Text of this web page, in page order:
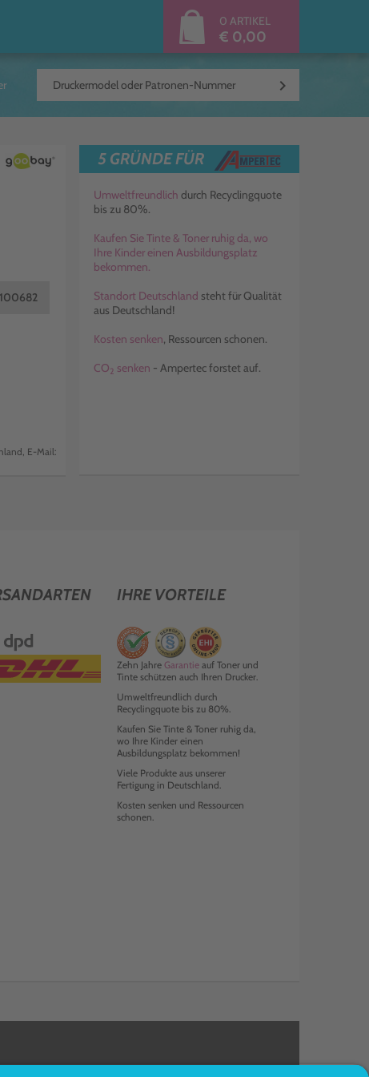
0 ARTIKEL
€ 0,00
keyboard_arrow_right
E-Mail:
5 GRÜNDE FÜR
Umweltfreundlich durch Recyclingquote
bis zu 80%.
Kaufen Sie Tinte & Toner ruhig da, wo
Ihre Kinder einen Ausbildungsplatz
bekommen.
Standort Deutschland steht für Qualität
aus Deutschland!
Kosten senken, Ressourcen schonen.
CO2 senken - Ampertec forstet auf.
IHRE VORTEILE
Zehn Jahre Garantieauf Toner und
Tinte schützen auch Ihren Drucker.
Umweltfreundlich durch
Recyclingquote bis zu 80%.
Kaufen Sie Tinte & Toner ruhig da,
wo Ihre Kinder einen
Ausbildungsplatz bekommen!
Viele Produkte aus unserer
Fertigung in Deutschland.
Kosten senken und Ressourcen
schonen.